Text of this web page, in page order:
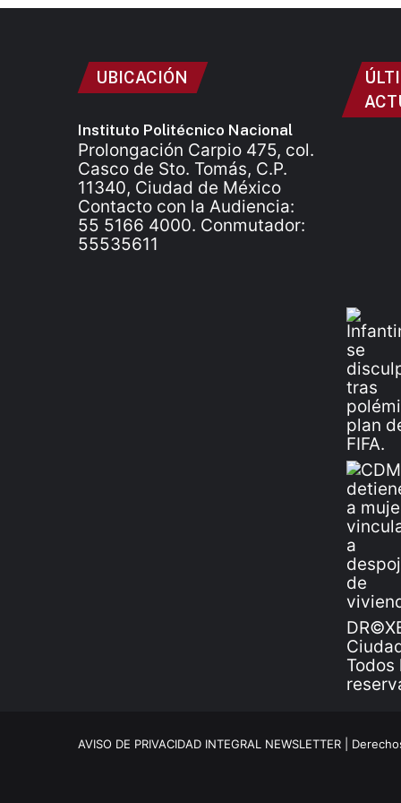
UBICACIÓN
Instituto Politécnico Nacional
Prolongación Carpio 475, col.
Casco de Sto. Tomás, C.P.
11340, Ciudad de México
Contacto con la Audiencia:
55 5166 4000. Conmutador:
55535611
Todos
AVISO DE PRIVACIDAD INTEGRAL NEWSLETTER |